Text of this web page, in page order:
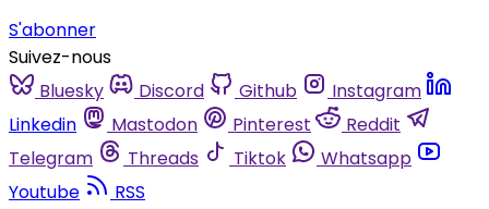
S'abonner
Suivez-nous
Bluesky
Discord Github
Instagram
Linkedin
Mastodon Pinterest
Reddit
Telegram
Threads Tiktok
Whatsapp
Youtube
RSS